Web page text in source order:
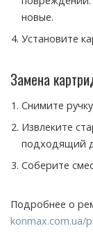
новые.
Установите
Замена
Снимите
Извлеките
подходящий
Соберите
Подробнее о
konmax.com.ua/